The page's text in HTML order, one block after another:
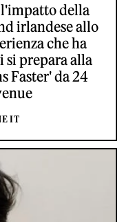
della
irlandese allo
che ha
prepara alla
Faster' da 24
IT